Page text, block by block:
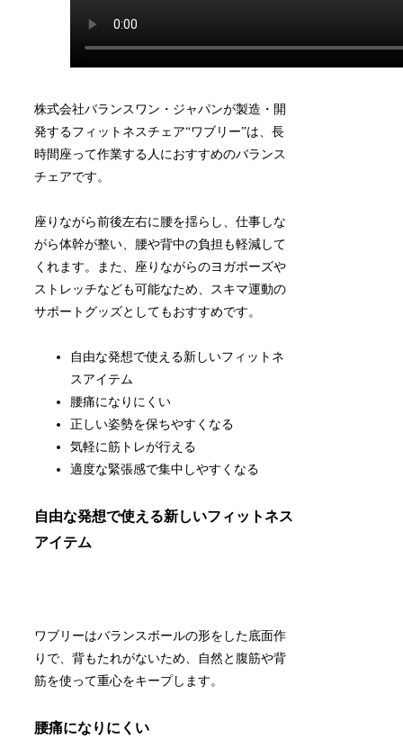
株式会社バランスワン・ジャパンが製造・開
発するフィットネスチェア“ワブリー”は、長
時間座って作業する人におすすめのバランス
チェアです。
座りながら前後左右に腰を揺らし、仕事しな
がら体幹が整い、腰や背中の負担も軽減して
くれます。
また、座りながらのヨガポーズや
ストレッチなども可能なため、スキマ運動の
サポートグッズとしてもおすすめです。
自由な発想で使える新しいフィットネ
スアイテム
腰痛になりにくい
正しい姿勢を保ちやすくなる
気軽に筋トレが行える
適度な緊張感で集中しやすくなる
自由な発想で使える新しいフィットネス
アイテム
ワブリーはバランスボールの形をした底面作
りで、背もたれがないため、自然と腹筋や背
筋を使って重心をキープします。
腰痛になりにくい